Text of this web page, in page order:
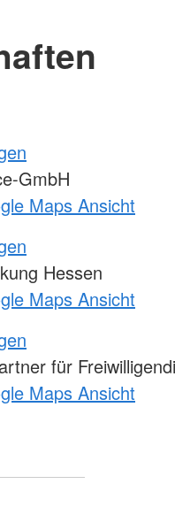
GmbH
Maps Ansicht
Hessen
Maps Ansicht
für
Maps Ansicht